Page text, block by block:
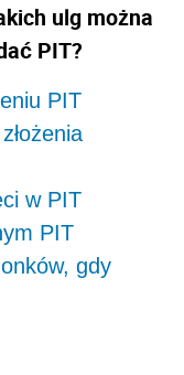
ulg można
PIT?
PIT
w PIT
PIT
gdy